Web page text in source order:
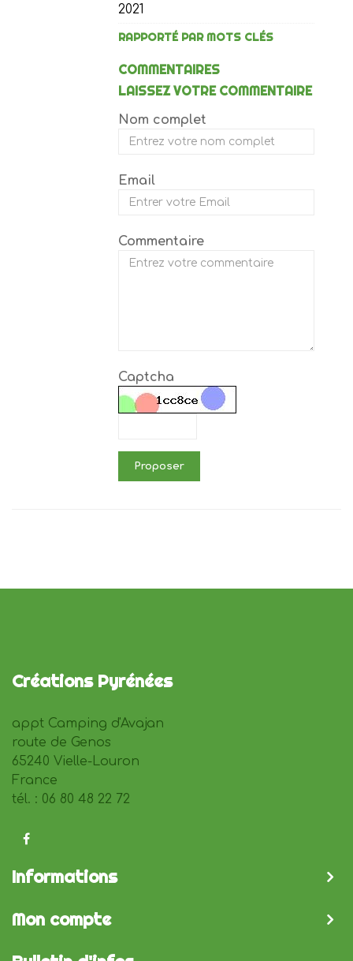
2021
RAPPORTÉ PAR MOTS CLÉS
COMMENTAIRES
LAISSEZ VOTRE COMMENTAIRE
Nom complet
Email
Commentaire
Captcha
Proposer
Créations Pyrénées
appt Camping d'Avajan
route de Genos
65240 Vielle-Louron
France
tél. : 06 80 48 22 72
Informations
Mon compte